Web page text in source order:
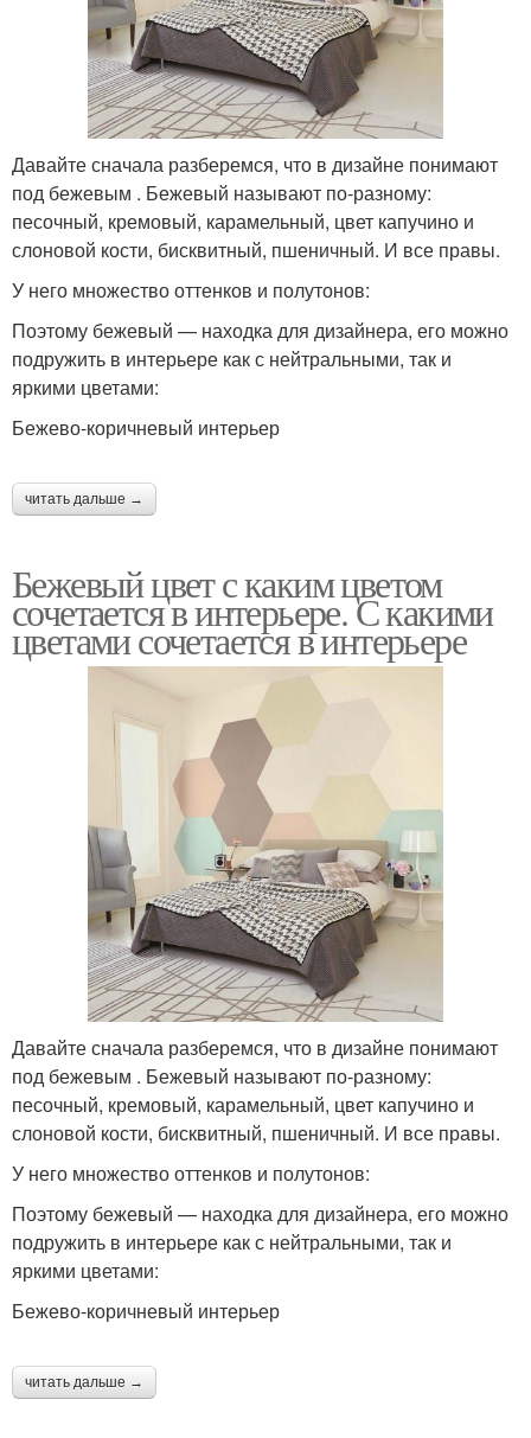
Давайте сначала разберемся, что в дизайне понимают
под бежевым . Бежевый называют по-разному:
песочный, кремовый, карамельный, цвет капучино и
слоновой кости, бисквитный, пшеничный. И все правы.
У него множество оттенков и полутонов:
Поэтому бежевый — находка для дизайнера, его можно
подружить в интерьере как с нейтральными, так и
яркими цветами:
Бежево-коричневый интерьер
читать дальше →
Бежевый цвет с каким цветом
сочетается в интерьере. С какими
цветами сочетается в интерьере
Давайте сначала разберемся, что в дизайне понимают
под бежевым . Бежевый называют по-разному:
песочный, кремовый, карамельный, цвет капучино и
слоновой кости, бисквитный, пшеничный. И все правы.
У него множество оттенков и полутонов:
Поэтому бежевый — находка для дизайнера, его можно
подружить в интерьере как с нейтральными, так и
яркими цветами:
Бежево-коричневый интерьер
читать дальше →